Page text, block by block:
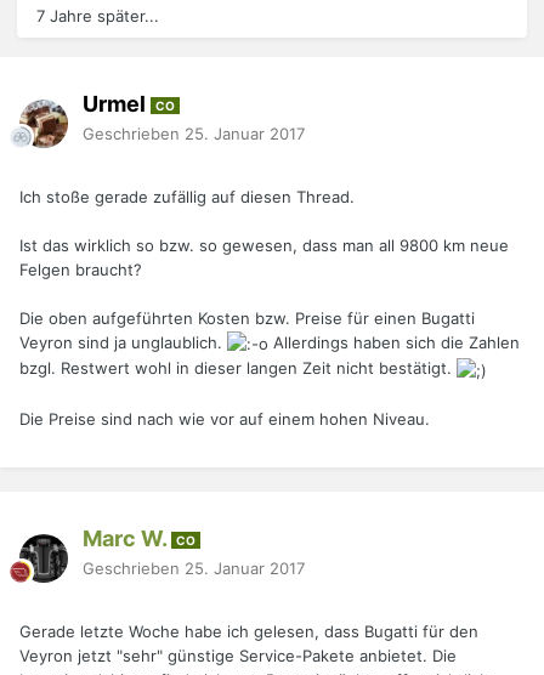
7 Jahre später...
Urmel CO
Geschrieben 25. Januar 2017
Ich stoße gerade zufällig auf diesen Thread.
Ist das wirklich so bzw. so gewesen, dass man all 9800 km neue
Felgen braucht?
Die oben aufgeführten Kosten bzw. Preise für einen Bugatti
Veyron sind ja unglaublich.
Allerdings haben sich die Zahlen
bzgl. Restwert wohl in dieser langen Zeit nicht bestätigt.
Die Preise sind nach wie vor auf einem hohen Niveau.
Marc W. CO
Geschrieben 25. Januar 2017
Gerade letzte Woche habe ich gelesen, dass Bugatti für den
Veyron jetzt "sehr" günstige Service-Pakete anbietet. Die